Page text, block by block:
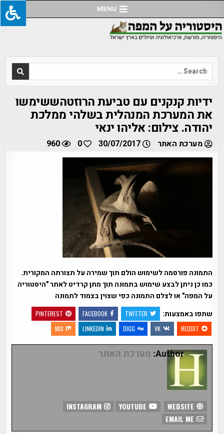
to
content
MENU
Search
for:
ידיות קנקנים עם טביעת הרוזטהששימשו
את המערכת המנהלית בשלהי ממלכת
יהודה. צילום: אליהו ינאי
מערכת האתר 30/07/2017
0
960
התמונה פורסמה לשימוש הולם תוך שמירה על תצורתה המקורית.
כמו כן ניתן לבצע שימוש בתמונה תוך מתן קרדיט לאתר "היסטוריה
על המפה" או לצלם התמונה כפי שצוין בצמוד לתמונה
שתפו באמצעות:
TWITTER
FACEBOOK
PINTEREST
REDDIT
VK
DIGG
LINKEDIN
MIX
Author: מערכת האתר
INSTAGRAM